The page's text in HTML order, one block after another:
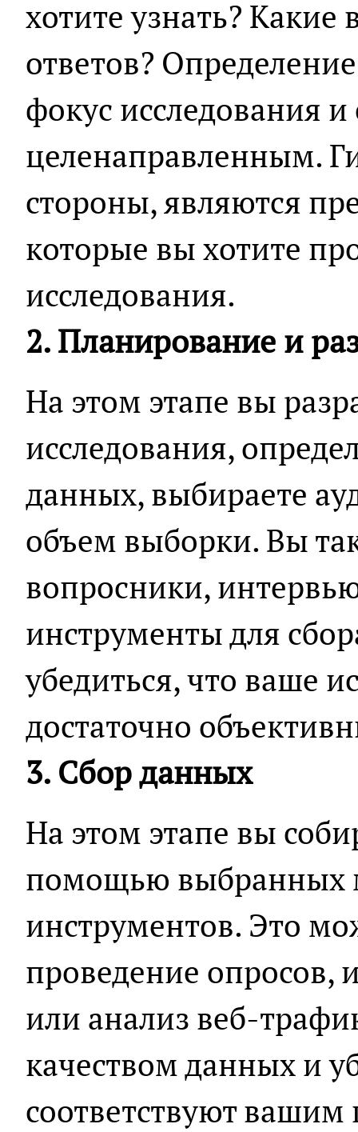
хотите узнать?
ответов?
фокус исследования и
целенаправленным.
стороны, являются
которые вы хотите
исследования.
2. Планирование и
На этом этапе вы
исследования,
данных, выбираете
объем выборки. Вы
вопросники,
инструменты для
убедиться, что ваше
достаточно
3. Сбор данных
На этом этапе вы
помощью выбранных
инструментов. Это
проведение опросов,
или анализ веб-
качеством данных и
соответствуют